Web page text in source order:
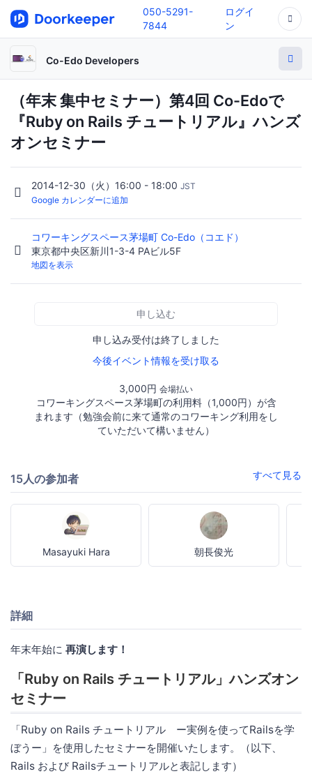
050-5291-
7844
ログイ
ン
Co-Edo Developers
（年末 集中セミナー）第4回 Co-Edoで
『Ruby on Rails チュートリアル』ハンズ
オンセミナー
2014-12-30（火）16:00 - 18:00 JST
Google カレンダーに追加
コワーキングスペース茅場町 Co-Edo（コエド）
東京都中央区新川1-3-4 PAビル5F
地図を表示
申し込む
申し込み受付は終了しました
今後イベント情報を受け取る
3,000円 会場払い
コワーキングスペース茅場町の利用料（1,000円）が含
まれます（勉強会前に来て通常のコワーキング利用をし
ていただいて構いません）
15人の参加者 すべて見る
Masayuki Hara 朝長俊光
詳細
年末年始に 再演します！
「Ruby on Rails チュートリアル」ハンズオン
セミナー
「Ruby on Rails チュートリアル ー実例を使ってRailsを学
ぼうー」を使用したセミナーを開催いたします。（以下、
Rails および Railsチュートリアルと表記します）